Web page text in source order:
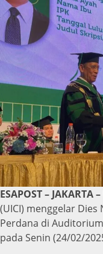
ESAPOST – JAKARTA –
(UICI) menggelar Dies
Perdana di
pada Senin (24/02/